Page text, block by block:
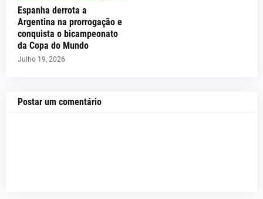
Espanha derrota a
Argentina na prorrogação e
conquista o bicampeonato
da Copa do Mundo
Julho 19, 2026
Postar um comentário